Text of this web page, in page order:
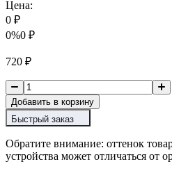
Цена:
0 ₽
0%0 ₽
720 ₽
Добавить в корзину
Быстрый заказ
Обратите внимание: оттенок
устройства может отличаться от